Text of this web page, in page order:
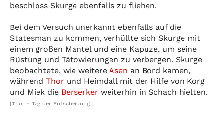
beschloss Skurge ebenfalls zu fliehen.
Bei dem Versuch unerkannt ebenfalls auf die
Statesman zu kommen, verhüllte sich Skurge mit
einem großen Mantel und eine Kapuze, um seine
Rüstung und Tätowierungen zu verbergen. Skurge
beobachtete, wie weitere Asen an Bord kamen,
während Thor und Heimdall mit der Hilfe von Korg
und Miek die Berserker weiterhin in Schach hielten.
[Thor - Tag der Entscheidung]